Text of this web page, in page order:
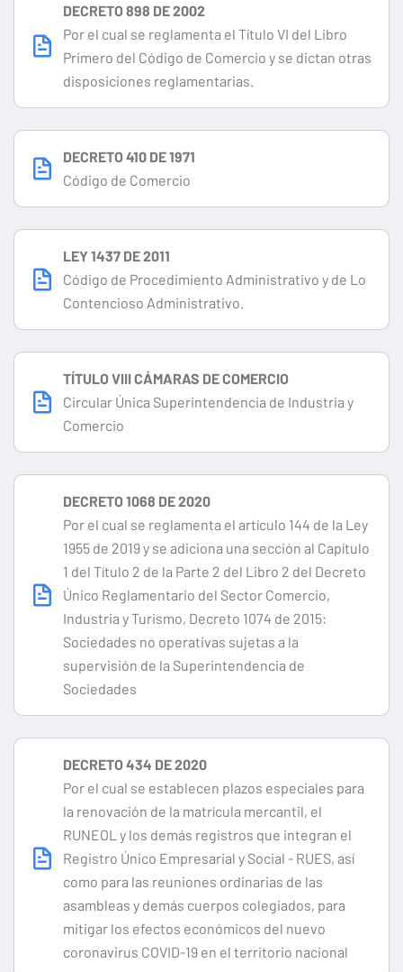
DECRETO 898 DE 2002
Por el cual se reglamenta el Título VI del Libro
Primero del Código de Comercio y se dictan otras
disposiciones reglamentarias.
DECRETO 410 DE 1971
Código de Comercio
LEY 1437 DE 2011
Código de Procedimiento Administrativo y de Lo
Contencioso Administrativo.
TÍTULO VIII CÁMARAS DE COMERCIO
Circular Única Superintendencia de Industria y
Comercio
DECRETO 1068 DE 2020
Por el cual se reglamenta el artículo 144 de la Ley
1955 de 2019 y se adiciona una sección al Capítulo
1 del Título 2 de la Parte 2 del Libro 2 del Decreto
Único Reglamentario del Sector Comercio,
Industria y Turismo, Decreto 1074 de 2015:
Sociedades no operativas sujetas a la
supervisión de la Superintendencia de
Sociedades
DECRETO 434 DE 2020
Por el cual se establecen plazos especiales para
la renovación de la matrícula mercantil, el
RUNEOL y los demás registros que integran el
Registro Único Empresarial y Social - RUES, así
como para las reuniones ordinarias de las
asambleas y demás cuerpos colegiados, para
mitigar los efectos económicos del nuevo
coronavirus COVID-19 en el territorio nacional